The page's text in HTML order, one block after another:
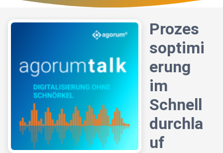
Prozes
soptimi
erung
im
Schnell
durchla
uf